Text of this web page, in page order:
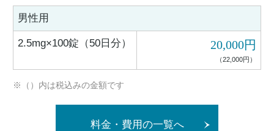
男性用
2.5mg×100錠（50日分） 20,000円
（22,000円）
※（）内は税込みの金額です
料金・費用の一覧へ